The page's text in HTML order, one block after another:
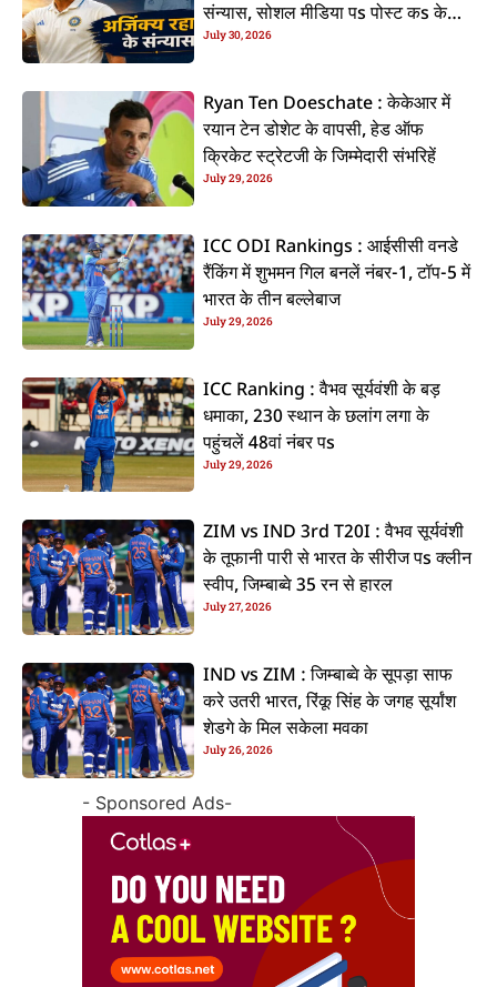
संन्यास, सोशल मीडिया पs पोस्ट कs के
कइलें एलान
July 30, 2026
Ryan Ten Doeschate : केकेआर में
रयान टेन डोशेट के वापसी, हेड ऑफ
क्रिकेट स्ट्रेटजी के जिम्मेदारी संभरिहें
July 29, 2026
ICC ODI Rankings : आईसीसी वनडे
रैंकिंग में शुभमन गिल बनलें नंबर-1, टॉप-5 में
भारत के तीन बल्लेबाज
July 29, 2026
ICC Ranking : वैभव सूर्यवंशी के बड़
धमाका, 230 स्थान के छलांग लगा के
पहुंचलें 48वां नंबर पs
July 29, 2026
ZIM vs IND 3rd T20I : वैभव सूर्यवंशी
के तूफानी पारी से भारत के सीरीज पs क्लीन
स्वीप, जिम्बाब्वे 35 रन से हारल
July 27, 2026
IND vs ZIM : जिम्बाब्वे के सूपड़ा साफ
करे उतरी भारत, रिंकू सिंह के जगह सूर्यांश
शेडगे के मिल सकेला मवका
July 26, 2026
- Sponsored Ads-